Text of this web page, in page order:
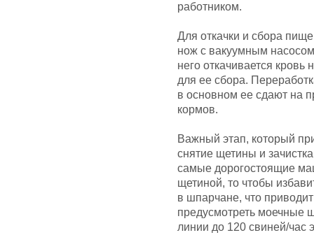
работником.
Для откачки и сбора
нож с вакуумным
него откачивается
для ее сбора.
в основном ее сдают на
кормов.
Важный этап, который
снятие щетины и
самые дорогостоящие
щетиной, то чтобы
в шпарчане, что
предусмотреть моечные
линии до 120 свиней/